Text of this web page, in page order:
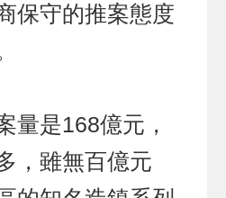
保守的推案態度
量是168億元，
，雖無百億元